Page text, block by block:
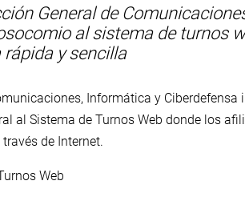
General de
al sistema de turnos
y sencilla
Informática y
al Sistema de Turnos Web donde los
de Internet.
Web